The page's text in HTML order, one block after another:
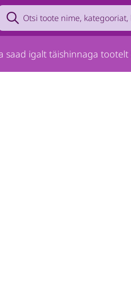
product by name, brand,
saad igalt täishinnaga tootelt